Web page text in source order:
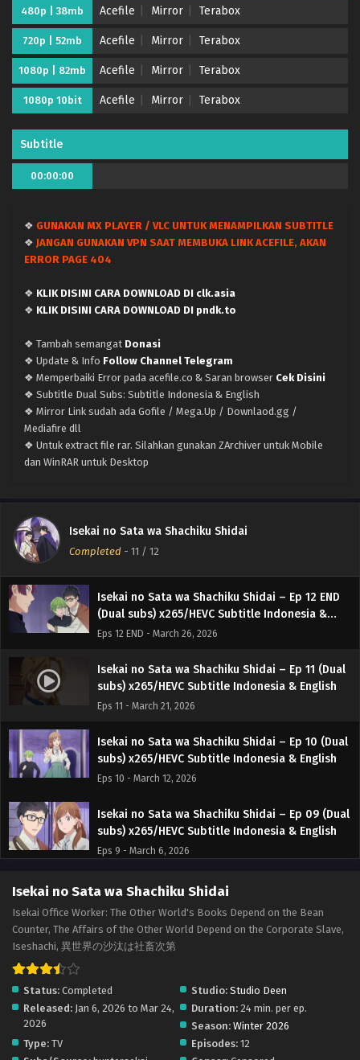
480p | 38mb Acefile Mirror Terabox
720p | 52mb Acefile Mirror Terabox
1080p | 82mb Acefile Mirror Terabox
1080p 10bit Acefile Mirror Terabox
Subtitle
00:00:00
❖ GUNAKAN MX PLAYER / VLC UNTUK MENAMPILKAN SUBTITLE
❖ JANGAN GUNAKAN VPN SAAT MEMBUKA LINK ACEFILE, AKAN
ERROR PAGE 404
❖ KLIK DISINI CARA DOWNLOAD DI clk.asia
❖ KLIK DISINI CARA DOWNLOAD DI pndk.to
❖ Tambah semangat Donasi
❖ Update & Info Follow Channel Telegram
❖ Memperbaiki Error pada acefile.co & Saran browser Cek Disini
❖ Subtitle Dual Subs: Subtitle Indonesia & English
❖ Mirror Link sudah ada Gofile / Mega.Up / Downlaod.gg /
Mediafire dll
❖ Untuk extract file rar. Silahkan gunakan ZArchiver untuk Mobile
dan WinRAR untuk Desktop
Isekai no Sata wa Shachiku Shidai
Completed - 11 / 12
Isekai no Sata wa Shachiku Shidai – (Batch 01-
English
Isekai no Sata wa Shachiku Shidai – Ep 12 END
(Dual subs) x265/HEVC Subtitle Indonesia &
English
Eps 12 END - March 26, 2026
Isekai no Sata wa Shachiku Shidai – Ep 11 (Dual
subs) x265/HEVC Subtitle Indonesia & English
Eps 11 - March 21, 2026
Isekai no Sata wa Shachiku Shidai – Ep 10 (Dual
subs) x265/HEVC Subtitle Indonesia & English
Eps 10 - March 12, 2026
Isekai no Sata wa Shachiku Shidai – Ep 09 (Dual
subs) x265/HEVC Subtitle Indonesia & English
Eps 9 - March 6, 2026
Isekai no Sata wa Shachiku Shidai – Ep 08 (Dual
Eps 8 - February 27, 2026
Eps 7 - February 18, 2026
Isekai no Sata wa Shachiku Shidai – Ep 06 (Dual
subs) x265/HEVC Subtitle Indonesia & English
Isekai no Sata wa Shachiku Shidai
Isekai Office Worker: The Other World's Books Depend on the Bean
Counter, The Affairs of the Other World Depend on the Corporate Slave,
Iseshachi, 異世界の沙汰は社畜次第
Status: Completed Studio: Studio Deen
Released: Jan 6, 2026 to Mar 24,
2026
Duration: 24 min. per ep.
Season: Winter 2026
Type: TV Episodes: 12